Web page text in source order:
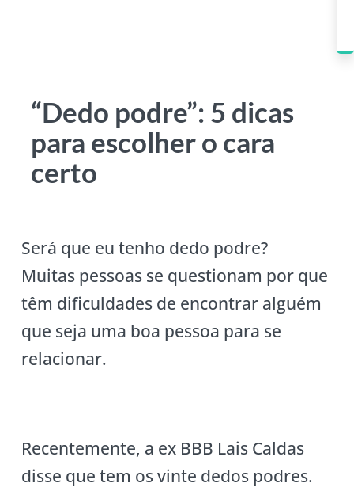
“Dedo podre”: 5 dicas
para escolher o cara
certo
Será que eu tenho dedo podre?
Muitas pessoas se questionam por que
têm dificuldades de encontrar alguém
que seja uma boa pessoa para se
relacionar.
Recentemente, a ex BBB Lais Caldas
disse que tem os vinte dedos podres.